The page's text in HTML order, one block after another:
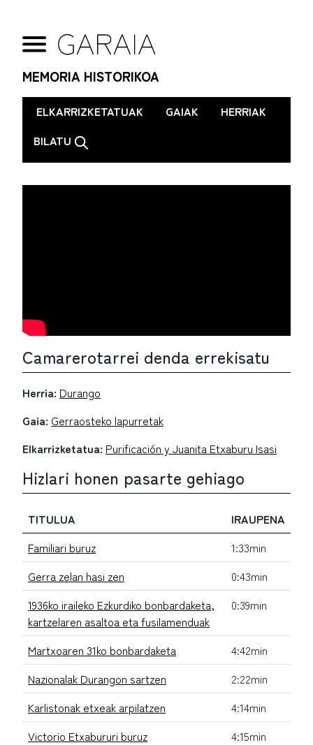
MEMORIA HISTORIKOA
. ELKARRIZKETATUAK GAIAK
HERRIAK
BILATU
Camarerotarrei denda errekisatu
Herria: Durango
Gaia: Gerraosteko lapurretak
Elkarrizketatua: Purificación y Juanita Etxaburu Isasi
Hizlari honen pasarte gehiago
TITULUA
IRAUPENA
Familiari buruz
1:33min
Gerra zelan hasi zen
0:43min
1936ko iraileko Ezkurdiko bonbardaketa,
kartzelaren asaltoa eta fusilamenduak
0:39min
Martxoaren 31ko bonbardaketa
4:42min
Nazionalak Durangon sartzen
2:22min
Karlistonak etxeak arpilatzen
4:14min
Victorio Etxabururi buruz
4:15min